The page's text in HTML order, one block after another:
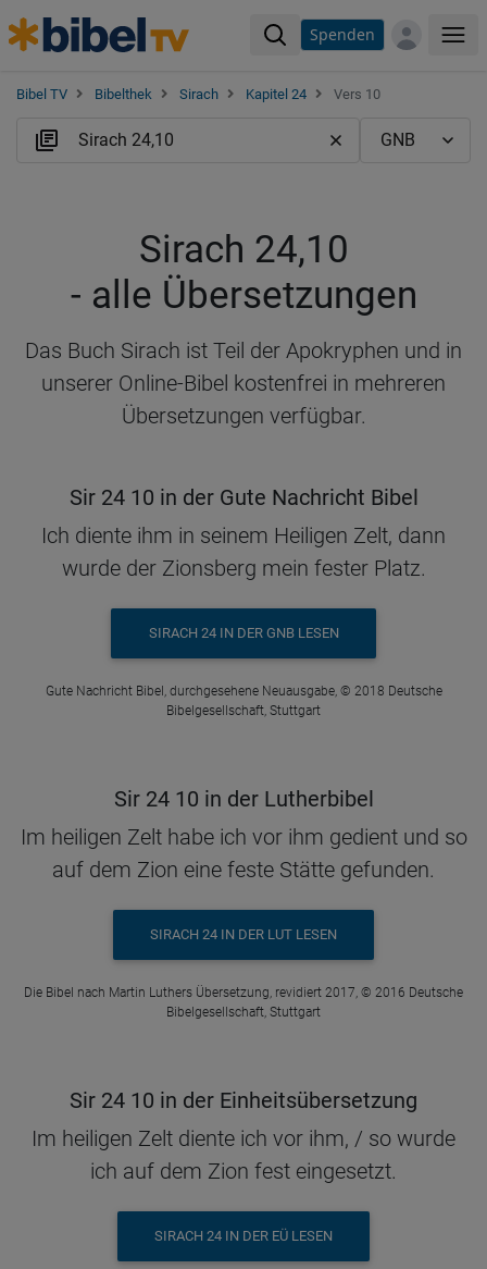
Spenden
Bibel TV Bibelthek Sirach Kapitel 24 Vers 10
Sirach 24,10
- alle Übersetzungen
Das Buch Sirach ist Teil der Apokryphen und in
unserer Online-Bibel kostenfrei in mehreren
Übersetzungen verfügbar.
Sir 24 10 in der Gute Nachricht Bibel
Ich diente ihm in seinem Heiligen Zelt, dann
wurde der Zionsberg mein fester Platz.
SIRACH 24 IN DER GNB LESEN
Gute Nachricht Bibel, durchgesehene Neuausgabe, © 2018 Deutsche
Bibelgesellschaft, Stuttgart
Sir 24 10 in der Lutherbibel
Im heiligen Zelt habe ich vor ihm gedient und so
auf dem Zion eine feste Stätte gefunden.
SIRACH 24 IN DER LUT LESEN
Die Bibel nach Martin Luthers Übersetzung, revidiert 2017, © 2016 Deutsche
Bibelgesellschaft, Stuttgart
Sir 24 10 in der Einheitsübersetzung
Im heiligen Zelt diente ich vor ihm, / so wurde
ich auf dem Zion fest eingesetzt.
SIRACH 24 IN DER EÜ LESEN